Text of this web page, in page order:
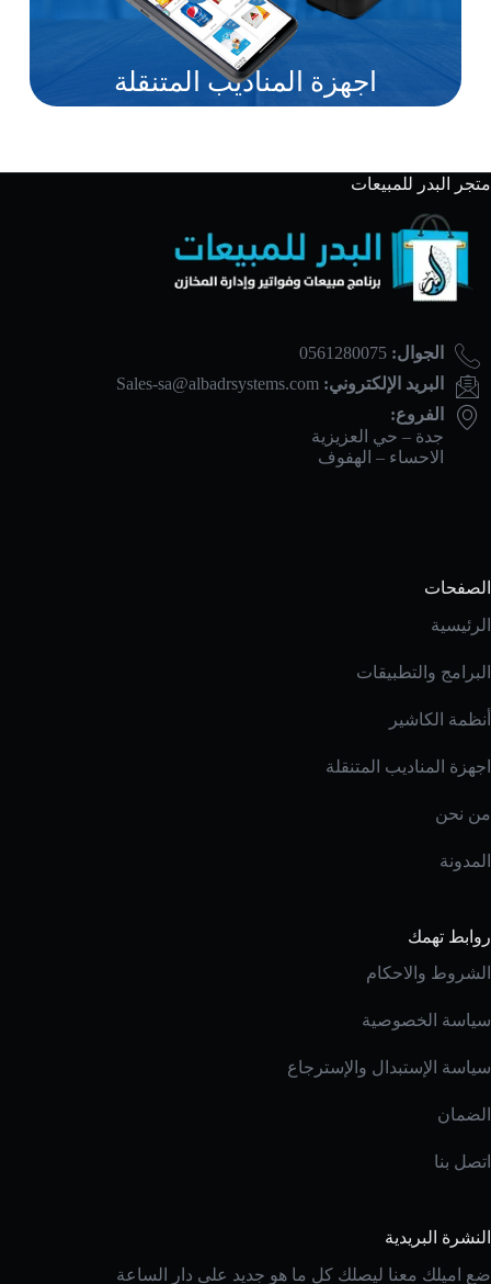
اجهزة المناديب المتنقلة
متجر البدر للمبيعات
الجوال: 0561280075
البريد الإلكتروني: Sales-sa@albadrsystems.com
الفروع:
جدة – حي العزيزية
الاحساء – الهفوف
الصفحات
الرئيسية
البرامج والتطبيقات
أنظمة الكاشير
اجهزة المناديب المتنقلة
من نحن
المدونة
روابط تهمك
الشروط والاحكام
سياسة الخصوصية
سياسة الإستبدال والإسترجاع
الضمان
اتصل بنا
النشرة البريدية
ضع اميلك معنا ليصلك كل ما هو جديد على دار الساعة